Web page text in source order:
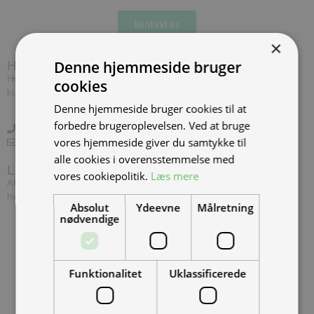
Kontakt os
Har du brug for hjælp?
Hvis du har spørgsmål eller har brug for hjælp, kontakt venligst
kundeservice.
+45 97 74 07 33
info@tmp.dk
Levering
Afslut din ordre inden 14.00, og vi leverer dine vare først følgende
hverdag såfremt varerne er på lager.
×
Denne hjemmeside bruger
cookies
Denne hjemmeside bruger cookies til at
forbedre brugeroplevelsen. Ved at bruge
vores hjemmeside giver du samtykke til
alle cookies i overensstemmelse med
vores cookiepolitik. Læs mere
Absolut
nødvendige
Ydeevne Målretning
Funktionalitet Uklassificerede